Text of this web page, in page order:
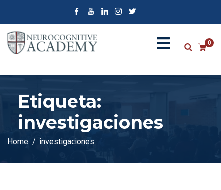
0
Etiqueta:
investigaciones
Home investigaciones